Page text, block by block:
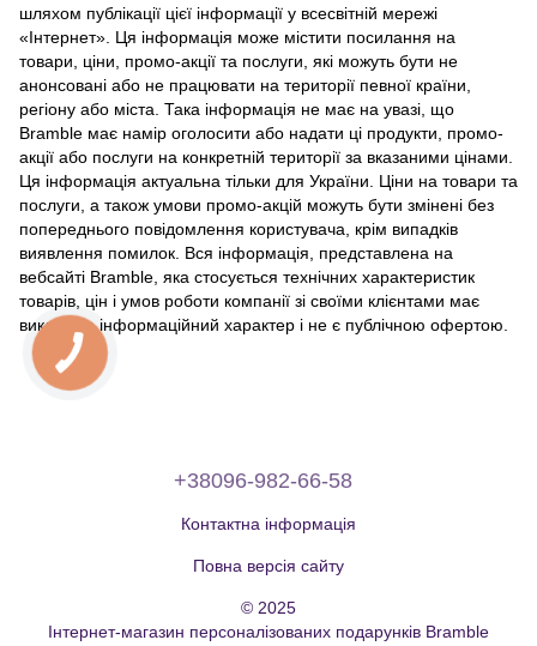
шляхом публікації цієї інформації у всесвітній мережі
«Інтернет». Ця інформація може містити посилання на
товари, ціни, промо-акції та послуги, які можуть бути не
анонсовані або не працювати на території певної країни,
регіону або міста. Така інформація не має на увазі, що
Bramble має намір оголосити або надати ці продукти, промо-
акції або послуги на конкретній території за вказаними цінами.
Ця інформація актуальна тільки для України. Ціни на товари та
послуги, а також умови промо-акцій можуть бути змінені без
попереднього повідомлення користувача, крім випадків
виявлення помилок. Вся інформація, представлена на
вебсайті Bramble, яка стосується технічних характеристик
товарів, цін і умов роботи компанії зі своїми клієнтами має
виключно інформаційний характер і не є публічною офертою.
+38096-982-66-58
Контактна інформація
Повна версія сайту
© 2025
Інтернет-магазин персоналізованих подарунків Bramble